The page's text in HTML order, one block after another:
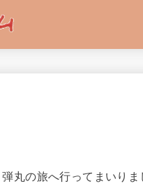
丸の旅へ行ってまいり